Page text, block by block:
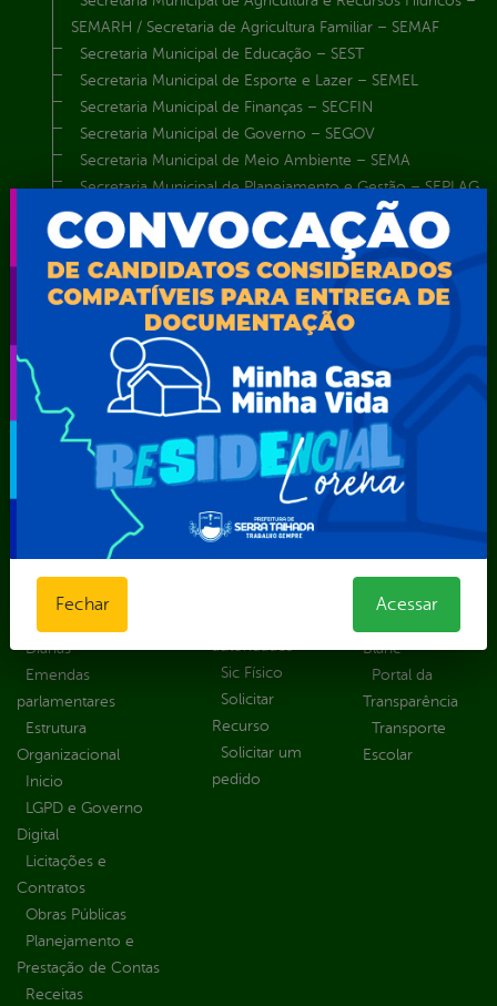
SEMARH / Secretaria de Agricultura Familiar – SEMAF
Secretaria Municipal de Educação – SEST
Secretaria Municipal de Esporte e Lazer – SEMEL
Secretaria Municipal de Finanças – SECFIN
Secretaria Municipal de Governo – SEGOV
Secretaria Municipal de Meio Ambiente – SEMA
Secretaria Municipal de Planejamento e Gestão – SEPLAG
Secretaria Municipal de Relações Institucionais – SEMRI
Secretaria Municipal de Saúde – SMS
Secretaria Municipal de Serviços Públicos – SEMUSP
Superintendência de Trânsito e Transportes de Serra
Talhada-STTRANS
Transparência, Fiscalização e Controle
Portal da
Transparência
Atos normativos
Central de Dúvidas
Transferências
Diárias
Emendas
parlamentares
Estrutura
Organizacional
Inicio
LGPD e Governo
Digital
Licitações e
Contratos
Obras Públicas
Planejamento e
Prestação de Contas
Receitas
E-sic
Como
solicitar
Consulte sua
Solicitação
Decretos
autoridades
Sic Físico
Solicitar
Recurso
Solicitar um
pedido
Outros
Serviços
Carta de
Serviços
Ferramenta de
Ouvidoria
Blanc
Portal da
Transparência
Transporte
Escolar
Fechar Acessar